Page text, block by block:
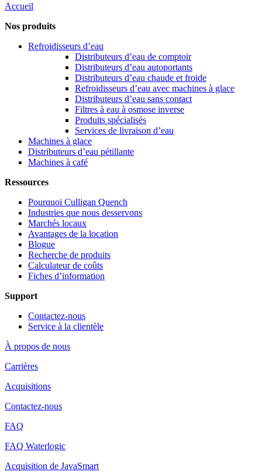
Accueil
Nos produits
Refroidisseurs d’eau
Distributeurs d’eau de comptoir
Distributeurs d’eau autoportants
Distributeurs d’eau chaude et froide
Refroidisseurs d’eau avec machines à glace
Distributeurs d’eau sans contact
Filtres à eau à osmose inverse
Produits spécialisés
Services de livraison d’eau
Machines à glace
Distributeurs d’eau pétillante
Machines à café
Ressources
Pourquoi Culligan Quench
Industries que nous desservons
Marchés locaux
Avantages de la location
Blogue
Recherche de produits
Calculateur de coûts
Fiches d’information
Support
Contactez-nous
Service à la clientèle
À propos de nous
Carrières
Acquisitions
Contactez-nous
FAQ
FAQ Waterlogic
Acquisition de JavaSmart